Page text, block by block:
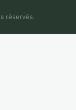
réservés.